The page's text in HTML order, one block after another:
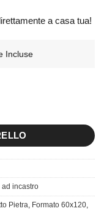
a casa tua!
Incluse
ad incastro
Pietra Formato 60x120